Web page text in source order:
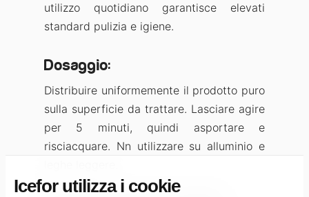
Icefor utilizza i cookie
utilizzo quotidiano garantisce elevati
standard pulizia e igiene.
Dosaggio:
Distribuire uniformemente il prodotto puro
sulla superficie da trattare. Lasciare agire
per 5 minuti, quindi asportare e
risciacquare. Nn utilizzare su alluminio e